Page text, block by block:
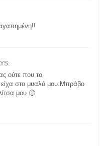
ούτε που το
είχα στο μυαλό μου.Μπράβο
μου 🙂